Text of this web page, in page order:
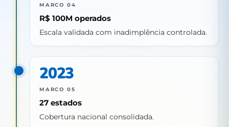
MARCO 04
R$ 100M operados
Escala validada com inadimplência controlada.
2023
MARCO 05
27 estados
Cobertura nacional consolidada.